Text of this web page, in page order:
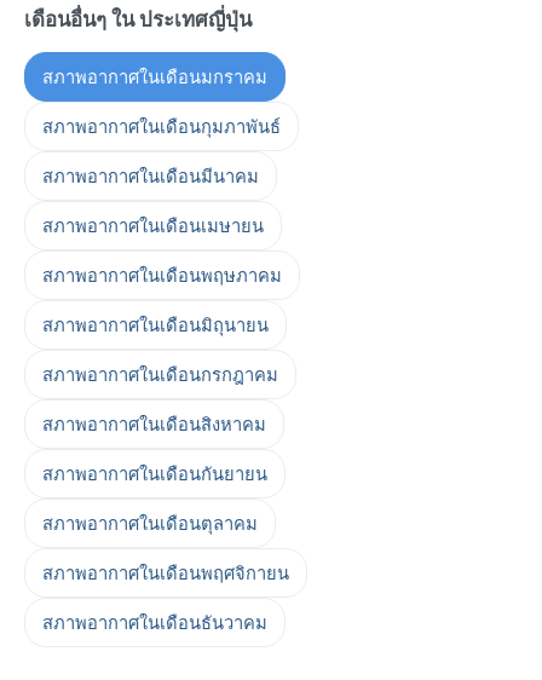
เดือนอื่นๆ ใน ประเทศญี่ปุ่น
สภาพอากาศในเดือนมกราคม
สภาพอากาศในเดือนกุมภาพันธ์
สภาพอากาศในเดือนมีนาคม
สภาพอากาศในเดือนเมษายน
สภาพอากาศในเดือนพฤษภาคม
สภาพอากาศในเดือนมิถุนายน
สภาพอากาศในเดือนกรกฎาคม
สภาพอากาศในเดือนสิงหาคม
สภาพอากาศในเดือนกันยายน
สภาพอากาศในเดือนตุลาคม
สภาพอากาศในเดือนพฤศจิกายน
สภาพอากาศในเดือนธันวาคม